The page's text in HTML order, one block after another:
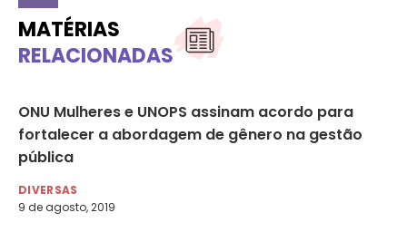
MATÉRIAS
RELACIONADAS
ONU Mulheres e UNOPS assinam acordo para
fortalecer a abordagem de gênero na gestão
pública
DIVERSAS
9 de agosto, 2019